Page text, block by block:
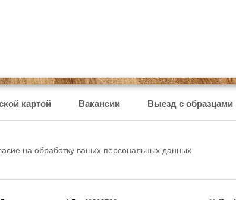
картой Вакансии Выезд с образцами
на обработку ваших персональных данных